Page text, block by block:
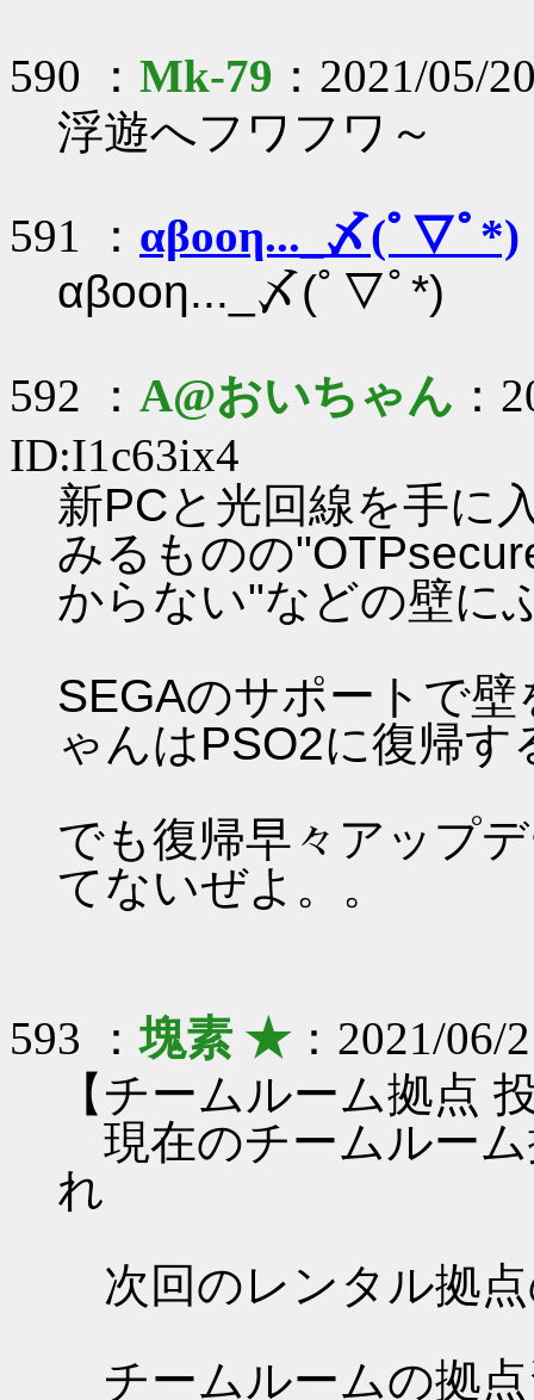
590 ： Mk-79 ：2021/05/
浮遊へフワフワ～
591 ： αβοοη..._〆(ﾟ▽ﾟ*)
αβοοη..._〆(ﾟ▽ﾟ*)
592 ： A@おいちゃん ：
ID:I1c63ix4
新PCと光回線を手に
みるものの
からない"などの壁に
SEGAのサポートで
ゃんはPSO2に復帰す
でも復帰早々アップ
てないぜよ。。
593 ：塊素 ★：2021/06/
【チームルーム拠点
現在のチームルー
れ
次回のレンタル拠
チームルームの拠